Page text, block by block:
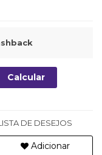
Calcular
DE DESEJOS
Adicionar